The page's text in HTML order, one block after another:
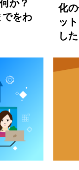
か？
をわ
化
ッ
し